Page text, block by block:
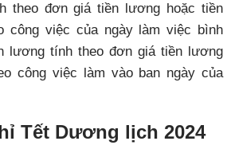
theo đơn giá tiền lương hoặc tiền
công việc của ngày làm việc bình
lương tính theo đơn giá tiền lương
công việc làm vào ban ngày của
Tết Dương lịch 2024